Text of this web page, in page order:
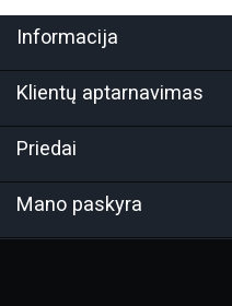
Informacija
Klientų aptarnavimas
Priedai
Mano paskyra